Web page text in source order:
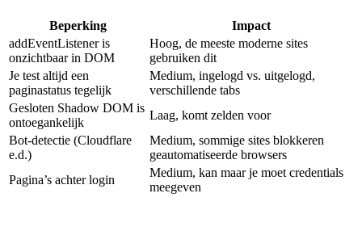
Beperking
Impact
addEventListener is
onzichtbaar in DOM
Hoog, de meeste moderne sites
gebruiken dit
Je test altijd een
paginastatus tegelijk
Medium, ingelogd vs. uitgelogd,
verschillende tabs
Gesloten Shadow DOM is
ontoegankelijk
Laag, komt zelden voor
Bot-detectie (Cloudflare
e.d.)
Medium, sommige sites blokkeren
geautomatiseerde browsers
Pagina’s achter login
Medium, kan maar je moet credentials
meegeven